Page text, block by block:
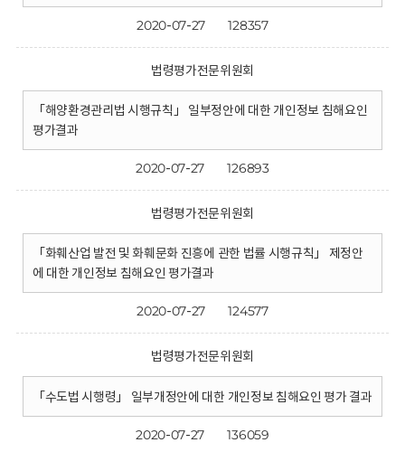
2020-07-27 128357
법령평가전문위원회
「해양환경관리법 시행규칙」 일부정안에 대한 개인정보 침해요인
평가결과
2020-07-27 126893
법령평가전문위원회
「화훼산업 발전 및 화훼문화 진흥에 관한 법률 시행규칙」 제정안
에 대한 개인정보 침해요인 평가결과
2020-07-27 124577
법령평가전문위원회
「수도법 시행령」 일부개정안에 대한 개인정보 침해요인 평가 결과
2020-07-27 136059